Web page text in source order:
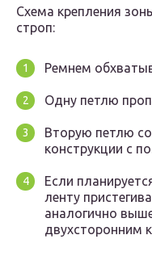
Схема крепления
строп:
Ремнем
Одну петлю
Вторую петлю
конструкции с
Если
ленту
аналогично
двухсторонним